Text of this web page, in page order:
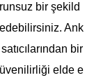
bir şekild
Ank
bir
elde e